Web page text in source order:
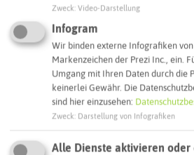
Restaurant Hermes
Glück-Auf-Straße 100
46284 Dorsten
Webseite
Interaktive Karte
Zweck Video-Darstellung
Infogram
Wir binden externe Infografiken
Markenzeichen der Prezi Inc., ein.
Umgang mit Ihren Daten durch die
keinerlei Gewähr. Die
sind hier einzusehen:
Zweck Darstellung von Infografiken
Alle Dienste aktivieren oder